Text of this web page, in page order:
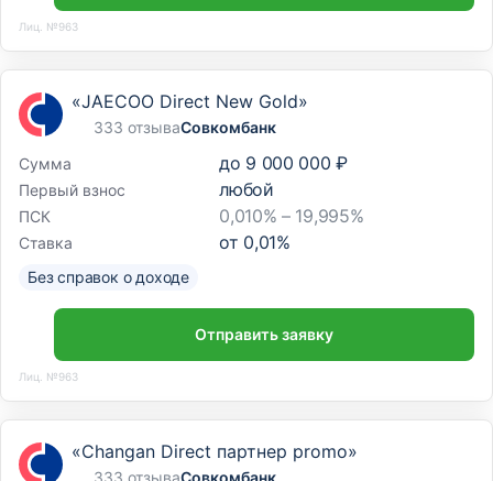
Лиц. №963
«JAECOO Direct New Gold»
333 отзываСовкомбанк
Сумма
до 9 000 000 ₽
Первый взнос любой
ПСК 0,010% – 19,995%
Ставка от 0,01%
Без справок о доходе
Отправить заявку
Лиц. №963
«Changan Direct партнер promo»
333 отзываСовкомбанк